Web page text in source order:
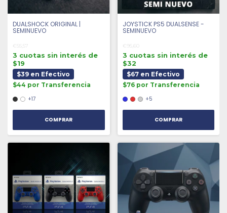
DUALSHOCK ORIGINAL |
SEMINUEVO
€55,57
3 cuotas sin interés de
$19
$39 en Efectivo
$44 por Transferencia
+17
COMPRAR
JOYSTICK PS5 DUALSENSE -
SEMINUEVO
€95,60
3 cuotas sin interés de
$32
$67 en Efectivo
$76 por Transferencia
+5
COMPRAR